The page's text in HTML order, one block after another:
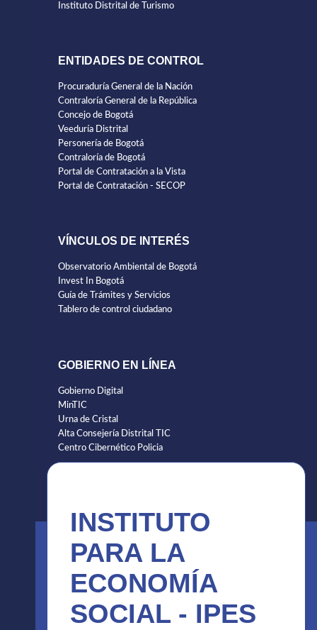
Instituto Distrital de Turismo
ENTIDADES DE CONTROL
Procuraduría General de la Nación
Contraloría General de la República
Concejo de Bogotá
Veeduría Distrital
Personería de Bogotá
Contraloría de Bogotá
Portal de Contratación a la Vista
Portal de Contratación - SECOP
VÍNCULOS DE INTERÉS
Observatorio Ambiental de Bogotá
Invest In Bogotá
Guía de Trámites y Servicios
Tablero de control ciudadano
GOBIERNO EN LÍNEA
Gobierno Digital
MinTIC
Urna de Cristal
Alta Consejería Distrital TIC
Centro Cibernético Policia
INSTITUTO
PARA LA
ECONOMÍA
SOCIAL - IPES